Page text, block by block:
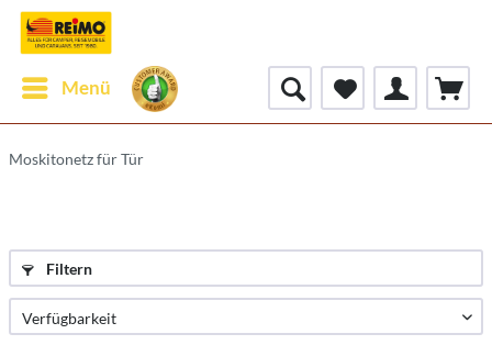
Menü
Moskitonetz für Tür
Filtern